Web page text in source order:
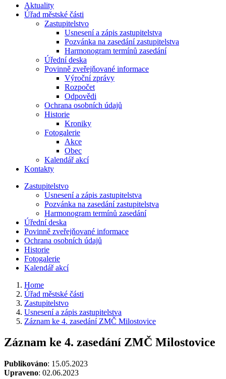
Aktuality
Úřad městské části
Zastupitelstvo
Usnesení a zápis zastupitelstva
Pozvánka na zasedání zastupitelstva
Harmonogram termínů zasedání
Úřední deska
Povinně zveřejňované informace
Výroční zprávy
Rozpočet
Odpovědi
Ochrana osobních údajů
Historie
Kroniky
Fotogalerie
Akce
Obec
Kalendář akcí
Kontakty
Zastupitelstvo
Usnesení a zápis zastupitelstva
Pozvánka na zasedání zastupitelstva
Harmonogram termínů zasedání
Úřední deska
Povinně zveřejňované informace
Ochrana osobních údajů
Historie
Fotogalerie
Kalendář akcí
Home
Úřad městské části
Zastupitelstvo
Usnesení a zápis zastupitelstva
Záznam ke 4. zasedání ZMČ Milostovice
Záznam ke 4. zasedání ZMČ Milostovice
Publikováno: 15.05.2023
Upraveno: 02.06.2023